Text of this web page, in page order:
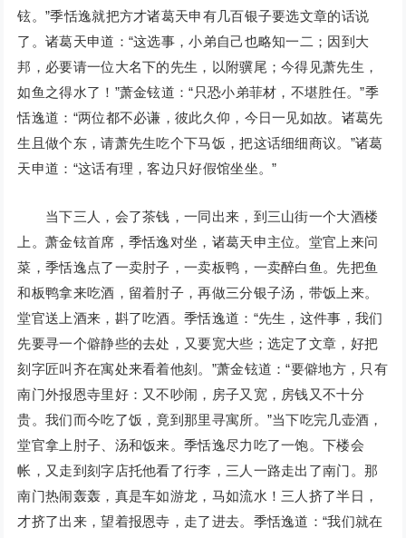
铉。”季恬逸就把方才诸葛天申有几百银子要选文章的话说
了。诸葛天申道：“这选事，小弟自己也略知一二；因到大
邦，必要请一位大名下的先生，以附骥尾；今得见萧先生，
如鱼之得水了！”萧金铉道：“只恐小弟菲材，不堪胜任。”季
恬逸道：“两位都不必谦，彼此久仰，今日一见如故。诸葛先
生且做个东，请萧先生吃个下马饭，把这话细细商议。”诸葛
天申道：“这话有理，客边只好假馆坐坐。”
当下三人，会了茶钱，一同出来，到三山街一个大酒楼
上。萧金铉首席，季恬逸对坐，诸葛天申主位。堂官上来问
菜，季恬逸点了一卖肘子，一卖板鸭，一卖醉白鱼。先把鱼
和板鸭拿来吃酒，留着肘子，再做三分银子汤，带饭上来。
堂官送上酒来，斟了吃酒。季恬逸道：“先生，这件事，我们
先要寻一个僻静些的去处，又要宽大些；选定了文章，好把
刻字匠叫齐在寓处来看着他刻。”萧金铉道：“要僻地方，只有
南门外报恩寺里好：又不吵闹，房子又宽，房钱又不十分
贵。我们而今吃了饭，竟到那里寻寓所。”当下吃完几壶酒，
堂官拿上肘子、汤和饭来。季恬逸尽力吃了一饱。下楼会
帐，又走到刻字店托他看了行李，三人一路走出了南门。那
南门热闹轰轰，真是车如游龙，马如流水！三人挤了半日，
才挤了出来，望着报恩寺，走了进去。季恬逸道：“我们就在